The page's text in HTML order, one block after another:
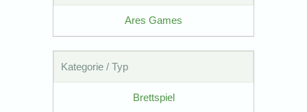
Ares Games
Kategorie / Typ
Brettspiel